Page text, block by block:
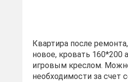
Квартира после
новое, кровать 160*200
игровым креслом.
необходимости за счет